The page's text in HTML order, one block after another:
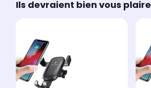
Ils devraient bien vous plaire